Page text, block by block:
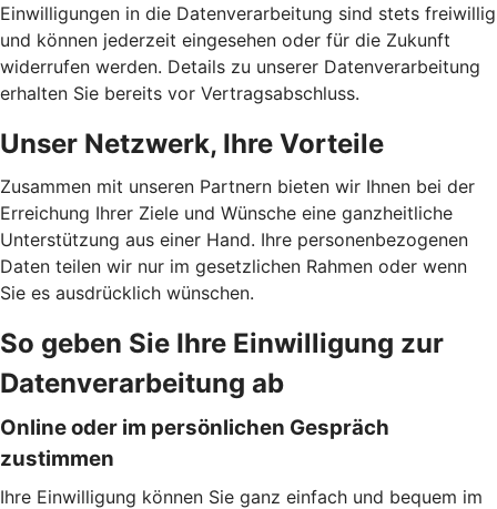
Einwilligungen in die Datenverarbeitung sind stets freiwillig
und können jederzeit eingesehen oder für die Zukunft
widerrufen werden. Details zu unserer Datenverarbeitung
erhalten Sie bereits vor Vertragsabschluss.
Unser Netzwerk, Ihre Vorteile
Zusammen mit unseren Partnern bieten wir Ihnen bei der
Erreichung Ihrer Ziele und Wünsche eine ganzheitliche
Unterstützung aus einer Hand. Ihre personenbezogenen
Daten teilen wir nur im gesetzlichen Rahmen oder wenn
Sie es ausdrücklich wünschen.
So geben Sie Ihre Einwilligung zur
Datenverarbeitung ab
Online oder im persönlichen Gespräch
zustimmen
Ihre Einwilligung können Sie ganz einfach und bequem im